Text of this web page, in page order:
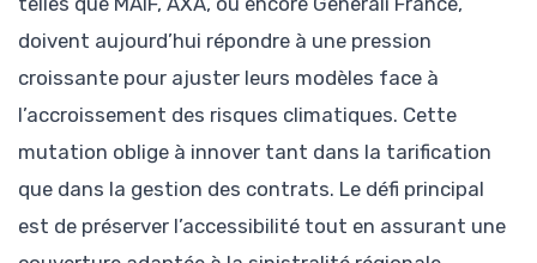
doivent aujourd’hui répondre à une pression
croissante pour ajuster leurs modèles face à
l’accroissement des risques climatiques. Cette
mutation oblige à innover tant dans la tarification
que dans la gestion des contrats. Le défi principal
est de préserver l’accessibilité tout en assurant une